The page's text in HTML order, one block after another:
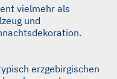
vielmehr als
und
erzgebirgischen